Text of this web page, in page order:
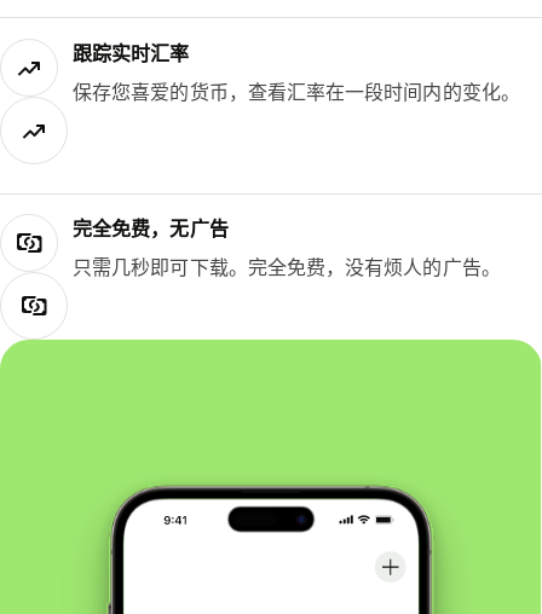
跟踪实时汇率
保存您喜爱的货币，查看汇率在一段时间内的变化。
完全免费，无广告
只需几秒即可下载。完全免费，没有烦人的广告。